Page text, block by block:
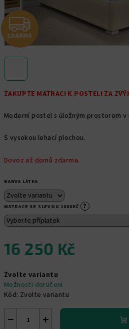
ZAKUPTE MATRACI K POSTELI ZA
Moderní postel s úložným prostorem v
S vysokou lehací plochou.
Dovoz až domů zdarma.
BARVA LÁTKA
MATRACE SE SLEVOU 1000KČ ?
16 250 Kč
cena:
Zvolte variantu
Možnosti doručení
Kód: Zvolte variantu
+
−
Z
D
R
M
A
ZDARMA